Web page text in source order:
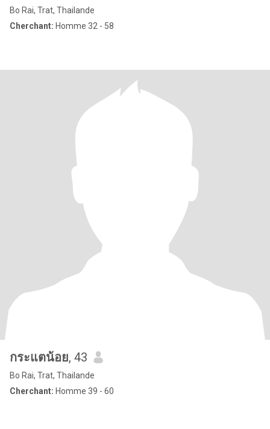
Bo Rai, Trat, Thailande
Cherchant: Homme 32 - 58
กระแตน้อย, 43
Bo Rai, Trat, Thailande
Cherchant: Homme 39 - 60